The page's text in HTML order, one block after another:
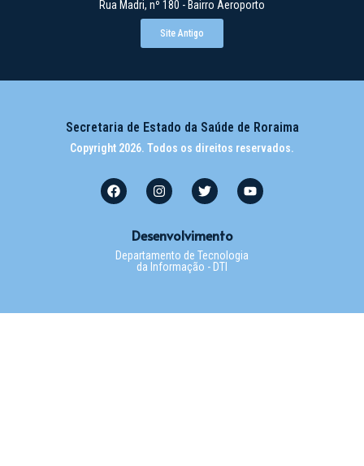
Rua Madri, nº 180 - Bairro Aeroporto
Site Antigo
Secretaria de Estado da Saúde de Roraima
Copyright 2026. Todos os direitos reservados.
Desenvolvimento
Departamento de Tecnologia
da Informação - DTI